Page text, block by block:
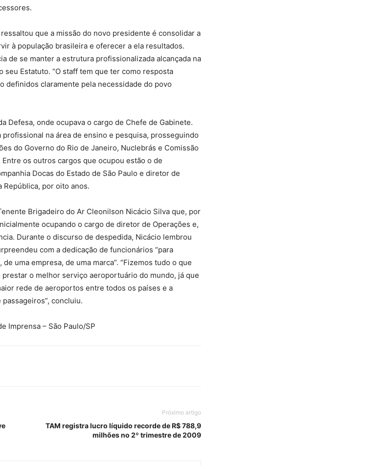
que a missão do novo presidente é consolidar a
à população brasileira e oferecer a ela resultados.
de se manter a estrutura profissionalizada alcançada na
seu Estatuto. “O staff tem que ter como resposta
definidos claramente pela necessidade do povo
Defesa, onde ocupava o cargo de Chefe de Gabinete.
na área de ensino e pesquisa, prosseguindo
do Governo do Rio de Janeiro, Nuclebrás e Comissão
os outros cargos que ocupou estão o de
Docas do Estado de São Paulo e diretor de
República, por oito anos.
Brigadeiro do Ar Cleonilson Nicácio Silva que, por
ocupando o cargo de diretor de Operações e,
Durante o discurso de despedida, Nicácio lembrou
com a dedicação de funcionários “para
uma empresa, de uma marca”. “Fizemos tudo o que
o melhor serviço aeroportuário do mundo, já que
rede de aeroportos entre todos os países e a
concluiu.
Imprensa – São Paulo/SP
Próximo artigo
TAM registra lucro líquido recorde de R$ 788,9
milhões no 2º trimestre de 2009